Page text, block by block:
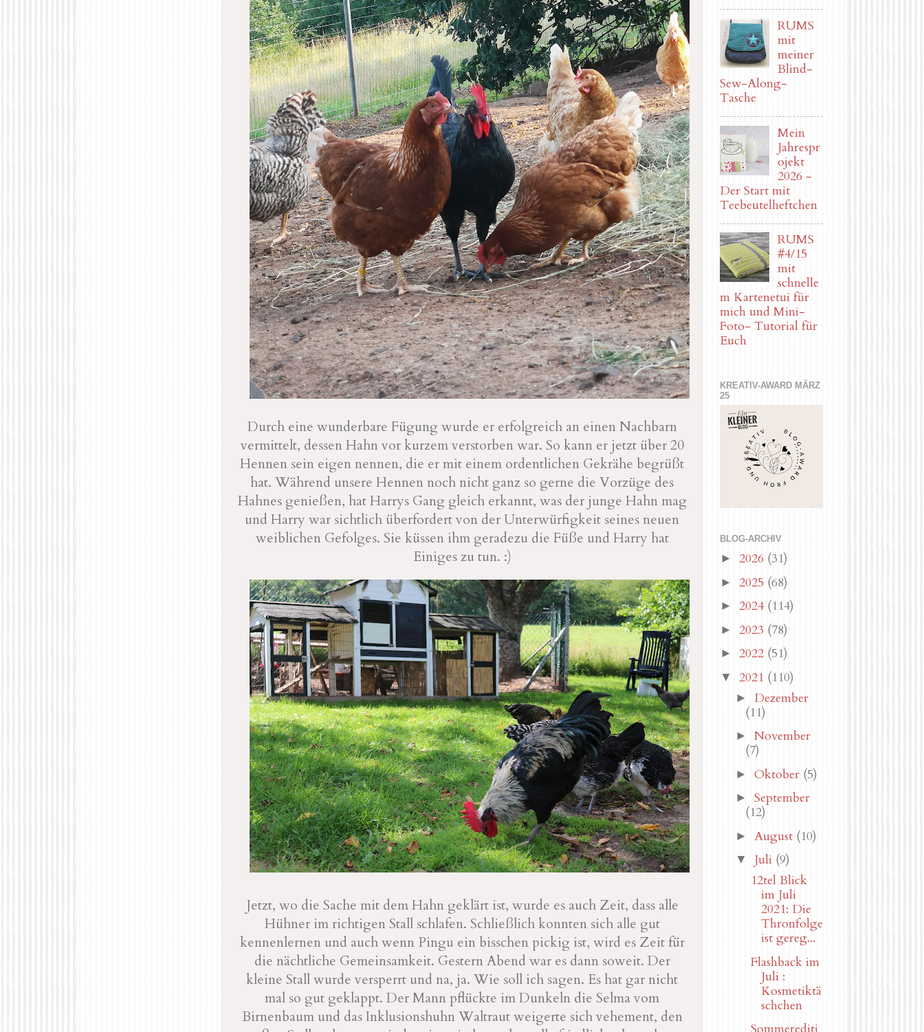
Durch eine wunderbare Fügung wurde er erfolgreich an einen Nachbarn
vermittelt, dessen Hahn vor kurzem verstorben war. So kann er jetzt über 20
Hennen sein eigen nennen, die er mit einem ordentlichen Gekrähe begrüßt
hat. Während unsere Hennen noch nicht ganz so gerne die Vorzüge des
Hahnes genießen, hat Harrys Gang gleich erkannt, was der junge Hahn mag
und Harry war sichtlich überfordert von der Unterwürfigkeit seines neuen
weiblichen Gefolges. Sie küssen ihm geradezu die Füße und Harry hat
Einiges zu tun. :)
Jetzt, wo die Sache mit dem Hahn geklärt ist, wurde es auch Zeit, dass alle
Hühner im richtigen Stall schlafen. Schließlich konnten sich alle gut
kennenlernen und auch wenn Pingu ein bisschen pickig ist, wird es Zeit für
die nächtliche Gemeinsamkeit. Gestern Abend war es dann soweit. Der
kleine Stall wurde versperrt und na, ja. Wie soll ich sagen. Es hat gar nicht
mal so gut geklappt. Der Mann pflückte im Dunkeln die Selma vom
Birnenbaum und das Inklusionshuhn Waltraut weigerte sich vehement, den
RUMS
mit
meiner
Blind-
Sew-Along-
Tasche
Mein
Jahrespr
ojekt
2026 -
Der Start mit
Teebeutelheftchen
RUMS
#4/15
mit
schnelle
m Kartenetui für
mich und Mini-
Foto- Tutorial für
Euch
KREATIV-AWARD MÄRZ
25
BLOG-ARCHIV
► 2026 (31)
► 2025 (68)
► 2024 (114)
► 2023 (78)
► 2022 (51)
▼ 2021 (110)
► Dezember
(11)
► November
(7)
► Oktober (5)
► September
(12)
► August (10)
▼ Juli (9)
12tel Blick
im Juli
2021: Die
Thronfolge
ist gereg...
Flashback im
Juli :
Kosmetiktä
schchen